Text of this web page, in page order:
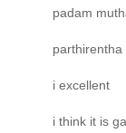
padam
parthirentha
i excellent
i think it is